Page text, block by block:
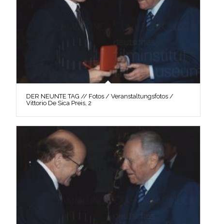
DER NEUNTE TAG // Fotos / Veranstaltungsfotos /
Vittorio De Sica Preis, 2